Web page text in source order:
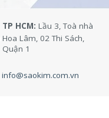
TP HCM: Lầu 3, Toà nhà
Hoa Lâm, 02 Thi Sách,
Quận 1
info@saokim.com.vn